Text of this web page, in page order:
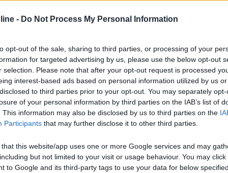
- Do Not Process My Personal Information
opt-out of the sale, sharing to third parties, or processing of your
for targeted advertising by us, please use the below opt-out
selection. Please note that after your opt-out request is processed
interest-based ads based on personal information utilized by us
to third parties prior to your opt-out. You may separately
of your personal information by third parties on the IAB’s list of
This information may also be disclosed by us to third parties on the
Participants that may further disclose it to other third parties.
that this website/app uses one or more Google services and may
but not limited to your visit or usage behaviour. You may
to Google and its third-party tags to use your data for below
dalla spiaggia, raggiungibile attraverso 2 sentie...
- Malendugno (LE) - 1.1km
torre dell'Orso
/ Posizione